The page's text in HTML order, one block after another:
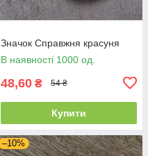
Значок Справжня красуня
В наявності 1000 од.
48,60 ₴ 54 ₴
Купити
–10%